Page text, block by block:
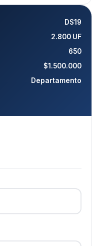
DS19
2.800 UF
650
$1.500.000
Departamento